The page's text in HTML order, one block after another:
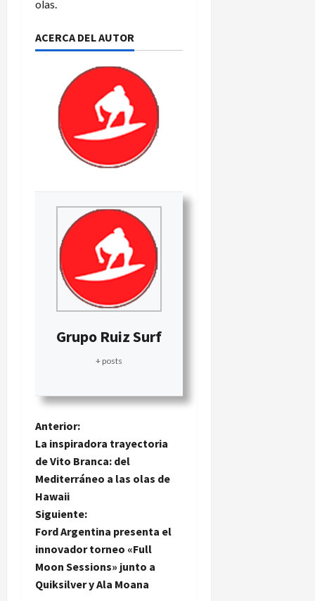
olas.
ACERCA DEL AUTOR
Grupo Ruiz Surf
+ posts
N
a
v
e
g
a
Anterior:
La inspiradora trayectoria
de Vito Branca: del
Mediterráneo a las olas de
Hawaii
Siguiente:
Ford Argentina presenta el
innovador torneo «Full
Moon Sessions» junto a
Quiksilver y Ala Moana